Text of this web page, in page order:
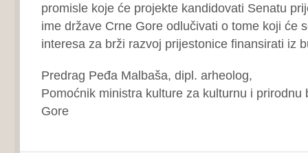
promisle koje će projekte kandidovati Senatu
ime države Crne Gore odlučivati o tome koji će
interesa za brži razvoj prijestonice finansirati iz
Predrag Peđa Malbaša, dipl. arheolog,
Pomoćnik ministra kulture za kulturnu i prirodnu
Gore